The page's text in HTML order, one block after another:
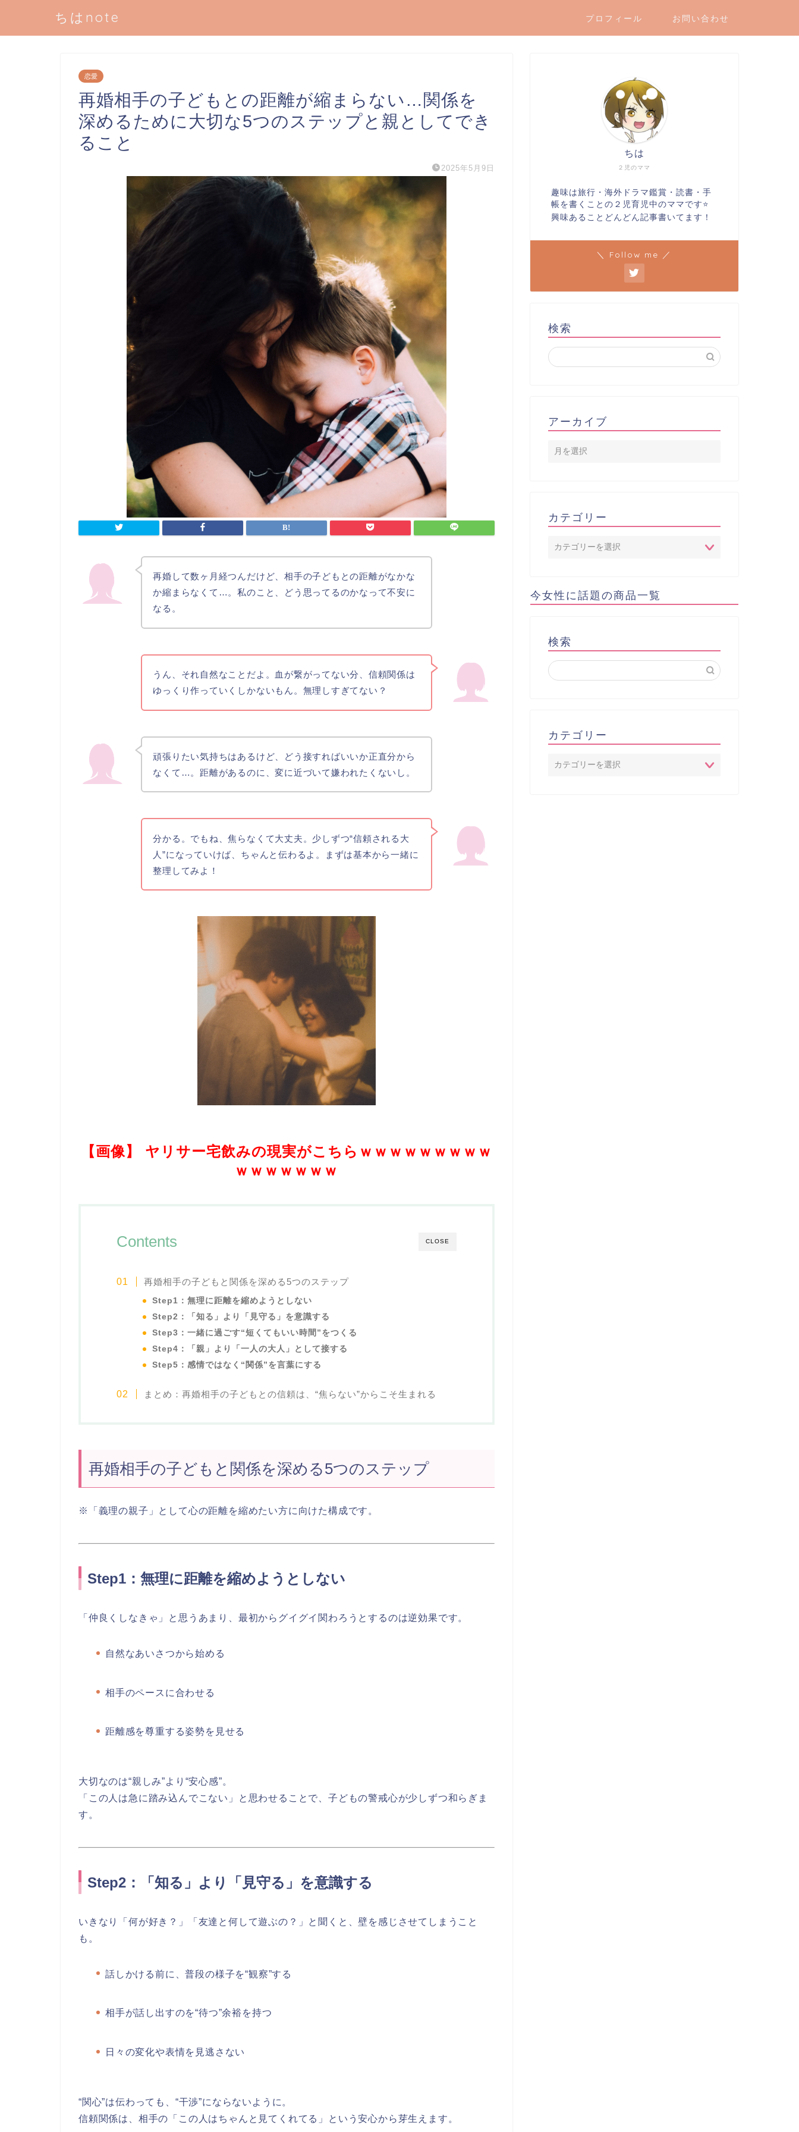
ちはnote プロフィール お問い合わせ
恋愛
再婚相手の子どもとの距離が縮まらない…関係を
深めるために大切な5つのステップと親としてでき
ること
2025年5月9日
再婚して数ヶ月経つんだけど、相手の子どもとの距離がなかな
か縮まらなくて…。私のこと、どう思ってるのかなって不安に
なる。
うん、それ自然なことだよ。血が繋がってない分、信頼関係は
ゆっくり作っていくしかないもん。無理しすぎてない？
頑張りたい気持ちはあるけど、どう接すればいいか正直分から
なくて…。距離があるのに、変に近づいて嫌われたくないし。
分かる。でもね、焦らなくて大丈夫。少しずつ“信頼される大
人”になっていけば、ちゃんと伝わるよ。まずは基本から一緒に
整理してみよ！
【画像】 ヤリサー宅飲みの現実がこちらｗｗｗｗｗｗｗｗｗ
ｗｗｗｗｗｗｗ
CLOSE
Contents
再婚相手の子どもと関係を深める5つのステップ
Step1：無理に距離を縮めようとしない
Step2：「知る」より「見守る」を意識する
Step3：一緒に過ごす“短くてもいい時間”をつくる
Step4：「親」より「一人の大人」として接する
Step5：感情ではなく“関係”を言葉にする
まとめ：再婚相手の子どもとの信頼は、“焦らない”からこそ生まれる
再婚相手の子どもと関係を深める5つのステップ
※「義理の親子」として心の距離を縮めたい方に向けた構成です。
Step1：無理に距離を縮めようとしない
「仲良くしなきゃ」と思うあまり、最初からグイグイ関わろうとするのは逆効果です。
自然なあいさつから始める
相手のペースに合わせる
距離感を尊重する姿勢を見せる
大切なのは“親しみ”より“安心感”。
「この人は急に踏み込んでこない」と思わせることで、子どもの警戒心が少しずつ和らぎま
す。
Step2：「知る」より「見守る」を意識する
いきなり「何が好き？」「友達と何して遊ぶの？」と聞くと、壁を感じさせてしまうこと
も。
話しかける前に、普段の様子を“観察”する
相手が話し出すのを“待つ”余裕を持つ
日々の変化や表情を見逃さない
“関心”は伝わっても、“干渉”にならないように。
信頼関係は、相手の「この人はちゃんと見てくれてる」という安心から芽生えます。
２児のママ
ちは
趣味は旅行・海外ドラマ鑑賞・読書・手
帳を書くことの２児育児中のママです⭐️
興味あることどんどん記事書いてます！
＼ Follow me ／
検索
アーカイブ
カテゴリー
今女性に話題の商品一覧
検索
カテゴリー